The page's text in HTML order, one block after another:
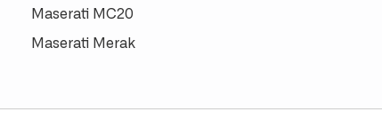
Maserati MC20
Maserati Merak